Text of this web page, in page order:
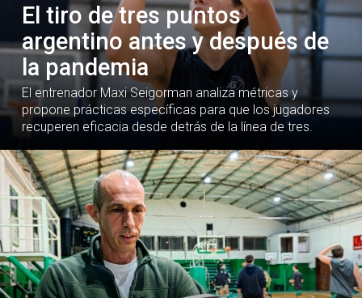
El tiro de tres puntos
argentino antes y después de
la pandemia
El entrenador Maxi Seigorman analiza métricas y
propone prácticas específicas para que los jugadores
recuperen eficacia desde detrás de la línea de tres.